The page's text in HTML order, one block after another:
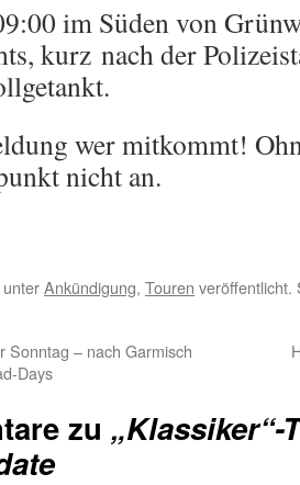
im Süden von
kurz nach der
wer mitkommt!
nicht an.
Ankündigung, Touren veröffentlicht.
Sonntag – nach Garmisch
Days
zu „Klassiker“-